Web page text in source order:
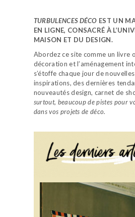
TURBULENCES DÉCO EST UN
EN LIGNE, CONSACRÉ À
MAISON ET DU DESIGN.
Abordez ce site comme un livre
décoration et l’aménagement
s’étoffe chaque jour de nouvelles
inspirations, des dernières
nouveautés design, carnet de
surtout, beaucoup de pistes pour
dans vos projets de déco.